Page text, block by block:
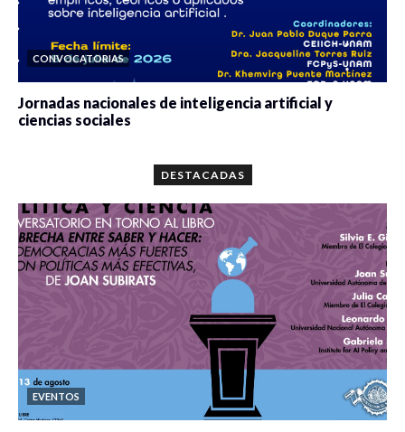
CONVOCATORIAS
Jornadas nacionales de inteligencia artificial y
ciencias sociales
DESTACADAS
EVENTOS